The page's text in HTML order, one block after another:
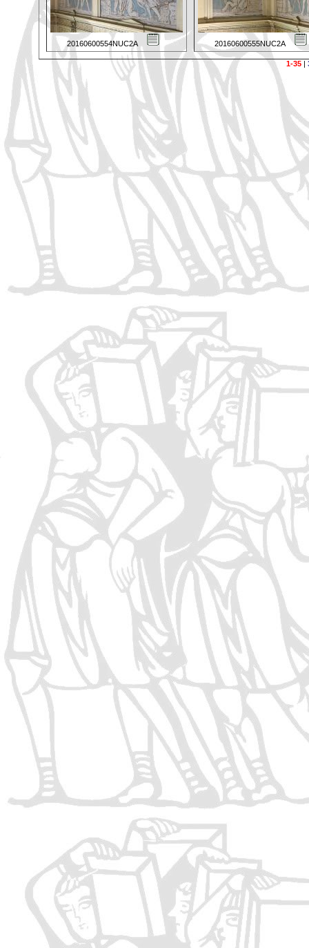
20160600554NUC2A 20160600555NUC2A
1-35|